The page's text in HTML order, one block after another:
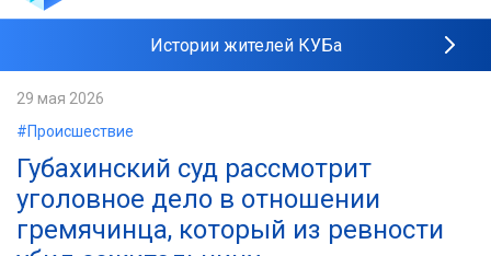
Истории жителей КУБа
29 мая 2026
#Происшествие
Губахинский суд рассмотрит
уголовное дело в отношении
гремячинца, который из ревности